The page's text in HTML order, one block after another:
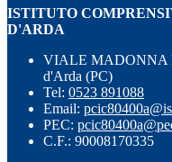
ISTITUTO
D'ARDA
VIALE MADONNA
d'Arda (PC)
Tel: 0523 891088
Email:
PEC:
C.F.: 90008170335